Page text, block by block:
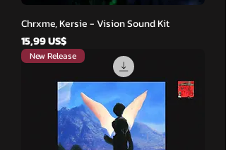
Chrxme, Kersie - Vision Sound Kit
Cena
15,99 US$
New Release